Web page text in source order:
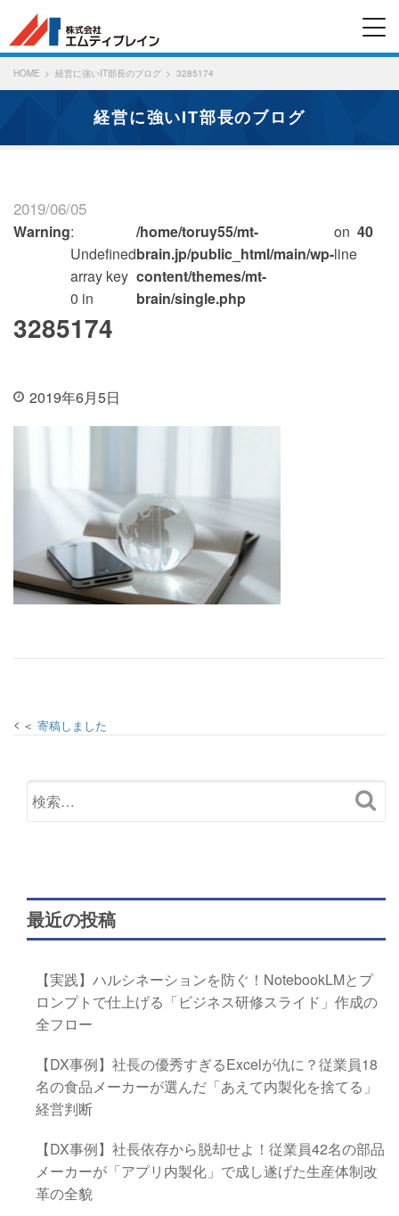
HOME 経営に強いIT部長のブログ 3285174
経営に強いIT部長のブログ
2019/06/05
Warning:
Undefined
array key
0 in
/home/toruy55/mt-
brain.jp/public_html/main/wp-
content/themes/mt-
brain/single.php
on
line
40
3285174
2019年6月5日
寄稿しました
最近の投稿
【実践】ハルシネーションを防ぐ！NotebookLMとプ
ロンプトで仕上げる「ビジネス研修スライド」作成の
全フロー
【DX事例】社長の優秀すぎるExcelが仇に？従業員18
名の食品メーカーが選んだ「あえて内製化を捨てる」
経営判断
【DX事例】社長依存から脱却せよ！従業員42名の部品
メーカーが「アプリ内製化」で成し遂げた生産体制改
革の全貌